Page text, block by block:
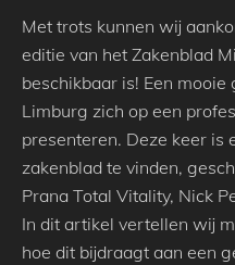
Met trots kunnen wij
editie van het Zakenblad
beschikbaar is! Een
Limburg zich op een
presenteren. Deze keer is
zakenblad te vinden,
Prana Total Vitality, Nick
In dit artikel vertellen wij
hoe dit bijdraagt aan een